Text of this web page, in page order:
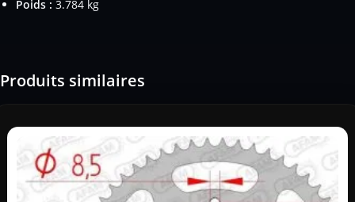
Poids : 3.784 kg
Produits similaires